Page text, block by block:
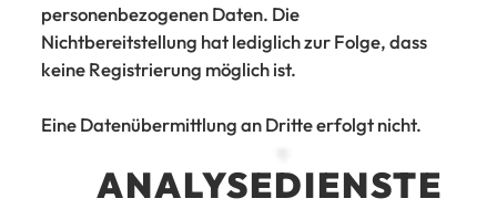
personenbezogenen Daten. Die
Nichtbereitstellung hat lediglich zur Folge, dass
keine Registrierung möglich ist.
Eine Datenübermittlung an Dritte erfolgt nicht.
ANALYSEDIENSTE